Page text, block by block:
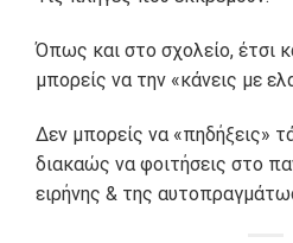
Όπως και στο σχολείο, έτσι
μπορείς να την «κάνεις με
Δεν μπορείς να «πηδήξεις»
διακαώς να φοιτήσεις στο
ειρήνης & της